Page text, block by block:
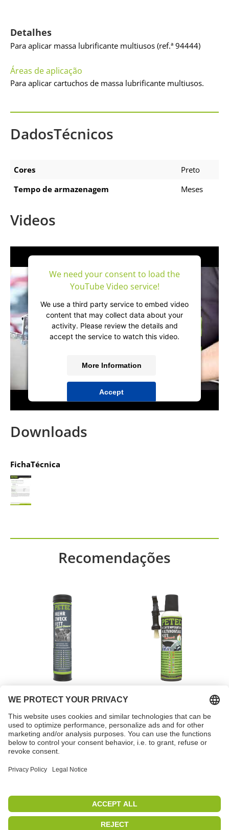
Detalhes
Para aplicar massa lubrificante multiusos (ref.ª 94444)
Áreas de aplicação
Para aplicar cartuchos de massa lubrificante multiusos.
DadosTécnicos
Cores
Preto
Tempo de armazenagem
Meses
Videos
We need your consent to load the
YouTube Video service!
We use a third party service to embed video
content that may collect data about your
activity. Please review the details and
accept the service to watch this video.
More Information
Accept
powered byUsercentrics Consent
Downloads
FichaTécnica
Recomendações
Massa lubrificante
Ref.ª 94444
Pasta de montagem
temperaturas
PETEC | WE CREATE CONNECTIONS